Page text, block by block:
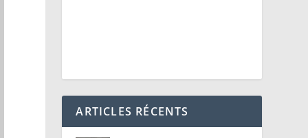
ARTICLES RÉCENTS